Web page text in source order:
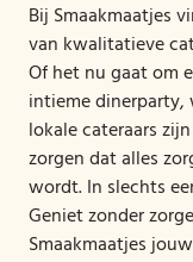
Bij Smaakmaatjes
van kwalitatieve
Of het nu gaat om
intieme dinerparty,
lokale cateraars
zorgen dat alles
wordt. In slechts
Geniet zonder
Smaakmaatjes